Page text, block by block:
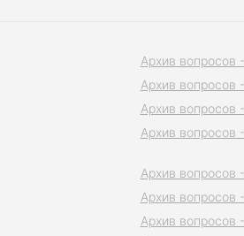
Архив вопросов
Архив вопросов
Архив вопросов
Архив вопросов
Архив вопросов
Архив вопросов
Архив вопросов